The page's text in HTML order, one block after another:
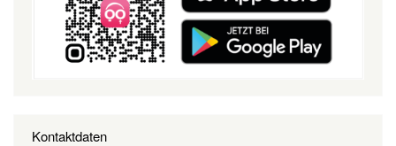
Kontaktdaten